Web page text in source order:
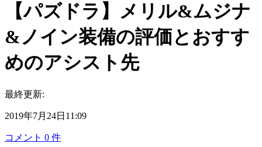
【パズドラ】メリル&ムジナ
&ノイン装備の評価とおすす
めのアシスト先
最終更新:
2019年7月24日11:09
コメント 0 件